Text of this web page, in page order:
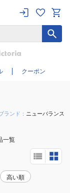
クーポン
ランド： ニューバランス
一覧
高い順